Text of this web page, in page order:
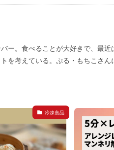
ー。食べることが大好きで、最
を考えている。ぷる・もちこさ
冷凍食品